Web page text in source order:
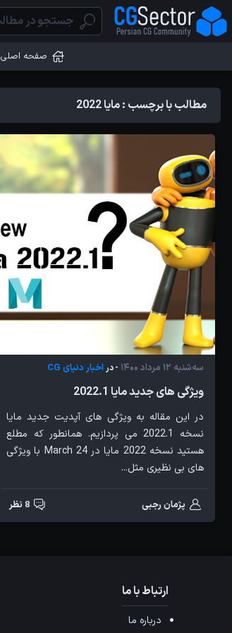
صفحه اصلی
مطالب با برچسب : مایا 2022
سه‌شنبه 12 مرداد 1400 - دراخبار دنیای CG
ویژگی های جدید مایا 2022.1
در این مقاله به ویژگی های آپدیت جدید مایا
نسخه 2022.1 می پردازیم. همانطور که مطلع
هستید نسخه 2022 مایا در 24 March با ویژگی
های بی نظیری مثل...
پژمان رجبی 8 نظر
ارتباط با ما
درباره ما